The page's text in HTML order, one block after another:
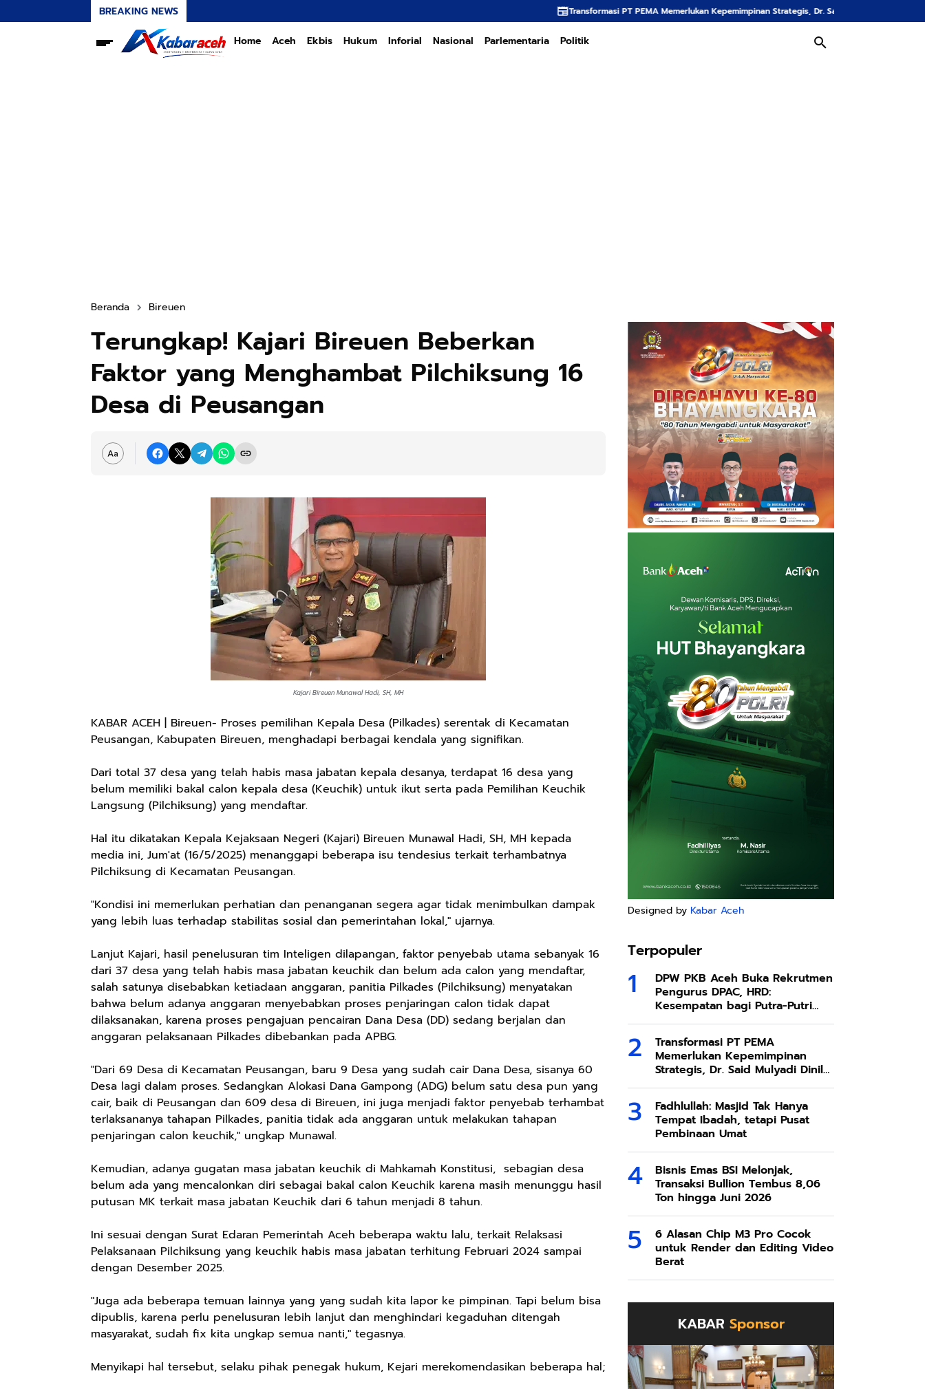
BREAKING NEWS Transformasi PT PEMA Memerlukan Kepemimpinan Strategis, Dr. Said Mulyadi Dinilai Memenuhi Kriteria
Home Aceh Ekbis Hukum Inforial Nasional Parlementaria Politik
Beranda Bireuen
Terungkap! Kajari Bireuen Beberkan
Faktor yang Menghambat Pilchiksung 16
Desa di Peusangan
Kajari Bireuen Munawal Hadi, SH, MH
KABAR ACEH | Bireuen- Proses pemilihan Kepala Desa (Pilkades) serentak di Kecamatan
Peusangan, Kabupaten Bireuen, menghadapi berbagai kendala yang signifikan.
Dari total 37 desa yang telah habis masa jabatan kepala desanya, terdapat 16 desa yang
belum memiliki bakal calon kepala desa (Keuchik) untuk ikut serta pada Pemilihan Keuchik
Langsung (Pilchiksung) yang mendaftar.
Hal itu dikatakan Kepala Kejaksaan Negeri (Kajari) Bireuen Munawal Hadi, SH, MH kepada
media ini, Jum'at (16/5/2025) menanggapi beberapa isu tendesius terkait terhambatnya
Pilchiksung di Kecamatan Peusangan.
"Kondisi ini memerlukan perhatian dan penanganan segera agar tidak menimbulkan dampak
yang lebih luas terhadap stabilitas sosial dan pemerintahan lokal," ujarnya.
Lanjut Kajari, hasil penelusuran tim Inteligen dilapangan, faktor penyebab utama sebanyak 16
dari 37 desa yang telah habis masa jabatan keuchik dan belum ada calon yang mendaftar,
salah satunya disebabkan ketiadaan anggaran, panitia Pilkades (Pilchiksung) menyatakan
bahwa belum adanya anggaran menyebabkan proses penjaringan calon tidak dapat
dilaksanakan, karena proses pengajuan pencairan Dana Desa (DD) sedang berjalan dan
anggaran pelaksanaan Pilkades dibebankan pada APBG.
"Dari 69 Desa di Kecamatan Peusangan, baru 9 Desa yang sudah cair Dana Desa, sisanya 60
Desa lagi dalam proses. Sedangkan Alokasi Dana Gampong (ADG) belum satu desa pun yang
cair, baik di Peusangan dan 609 desa di Bireuen, ini juga menjadi faktor penyebab terhambat
terlaksananya tahapan Pilkades, panitia tidak ada anggaran untuk melakukan tahapan
penjaringan calon keuchik," ungkap Munawal.
Kemudian, adanya gugatan masa jabatan keuchik di Mahkamah Konstitusi, sebagian desa
belum ada yang mencalonkan diri sebagai bakal calon Keuchik karena masih menunggu hasil
putusan MK terkait masa jabatan Keuchik dari 6 tahun menjadi 8 tahun.
Ini sesuai dengan Surat Edaran Pemerintah Aceh beberapa waktu lalu, terkait Relaksasi
Pelaksanaan Pilchiksung yang keuchik habis masa jabatan terhitung Februari 2024 sampai
dengan Desember 2025.
"Juga ada beberapa temuan lainnya yang yang sudah kita lapor ke pimpinan. Tapi belum bisa
dipublis, karena perlu penelusuran lebih lanjut dan menghindari kegaduhan ditengah
masyarakat, sudah fix kita ungkap semua nanti," tegasnya.
Menyikapi hal tersebut, selaku pihak penegak hukum, Kejari merekomendasikan beberapa hal;
Designed by Kabar Aceh
Terpopuler
DPW PKB Aceh Buka Rekrutmen
Pengurus DPAC, HRD:
Kesempatan bagi Putra-Putri
Terbaik Aceh
Transformasi PT PEMA
Memerlukan Kepemimpinan
Strategis, Dr. Said Mulyadi Dinilai
Memenuhi Kriteria
Fadhlullah: Masjid Tak Hanya
Tempat Ibadah, tetapi Pusat
Pembinaan Umat
Bisnis Emas BSI Melonjak,
Transaksi Bullion Tembus 8,06
Ton hingga Juni 2026
6 Alasan Chip M3 Pro Cocok
untuk Render dan Editing Video
Berat
KABAR Sponsor